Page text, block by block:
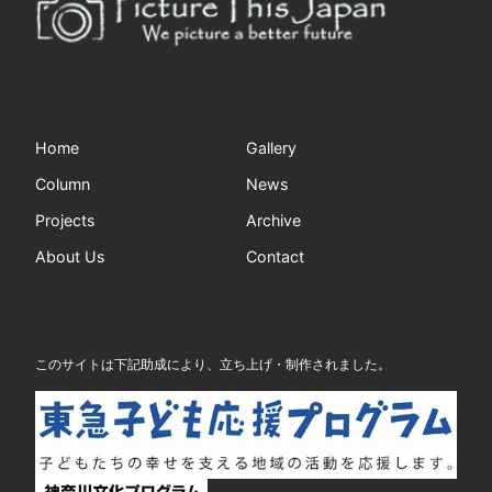
Home
Gallery
Column
News
Projects
Archive
About Us
Contact
このサイトは下記助成により、立ち上げ・制作されました。